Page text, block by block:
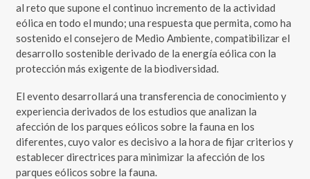
al reto que supone el continuo incremento de la actividad
eólica en todo el mundo; una respuesta que permita, como ha
sostenido el consejero de Medio Ambiente, compatibilizar el
desarrollo sostenible derivado de la energía eólica con la
protección más exigente de la biodiversidad.
El evento desarrollará una transferencia de conocimiento y
experiencia derivados de los estudios que analizan la
afección de los parques eólicos sobre la fauna en los
diferentes, cuyo valor es decisivo a la hora de fijar criterios y
establecer directrices para minimizar la afección de los
parques eólicos sobre la fauna.